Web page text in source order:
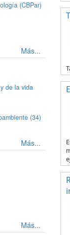
(CBPar)
Más...
de la vida
(34)
Más...
Más...